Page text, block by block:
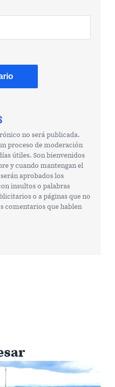
no será publicada.
proceso de moderación
útiles. Son bienvenidos
y cuando mantengan el
aprobados los
insultos o palabras
o a páginas que no
comentarios que hablen